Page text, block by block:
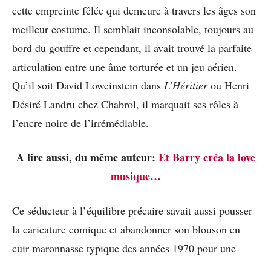
cette empreinte fêlée qui demeure à travers les âges son
meilleur costume. Il semblait inconsolable, toujours au
bord du gouffre et cependant, il avait trouvé la parfaite
articulation entre une âme torturée et un jeu aérien.
Qu’il soit David Loweinstein dans L’Héritierou Henri
Désiré Landru chez Chabrol, il marquait ses rôles à
l’encre noire de l’irrémédiable.
A lire aussi, du même auteur: Et Barry créa la love
musique…
Ce séducteur à l’équilibre précaire savait aussi pousser
la caricature comique et abandonner son blouson en
cuir maronnasse typique des années 1970 pour une